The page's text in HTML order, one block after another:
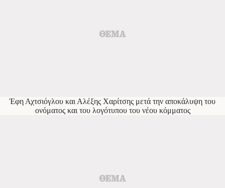
Έφη Αχτσιόγλου και Αλέξης Χαρίτσης μετά την αποκάλυψη του
ονόματος και του λογότυπου του νέου κόμματος